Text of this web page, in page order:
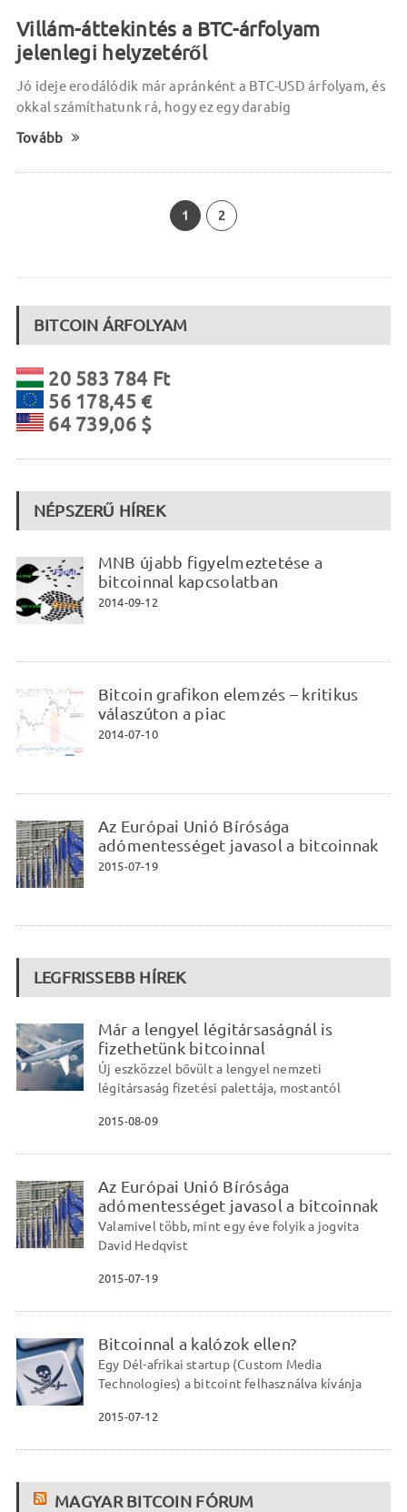
Villám-áttekintés a BTC-árfolyam
jelenlegi helyzetéről
Jó ideje erodálódik már apránként a BTC-USD árfolyam, és
okkal számíthatunk rá, hogy ez egy darabig
Tovább
1 2
BITCOIN ÁRFOLYAM
20 583 784 Ft
56 178,45 €
64 739,06 $
NÉPSZERŰ HÍREK
MNB újabb figyelmeztetése a
bitcoinnal kapcsolatban
2014-09-12
Bitcoin grafikon elemzés – kritikus
válaszúton a piac
2014-07-10
Az Európai Unió Bírósága
adómentességet javasol a bitcoinnak
2015-07-19
LEGFRISSEBB HÍREK
Már a lengyel légitársaságnál is
fizethetünk bitcoinnal
Új eszközzel bővült a lengyel nemzeti
légitársaság fizetési palettája, mostantól
2015-08-09
Az Európai Unió Bírósága
adómentességet javasol a bitcoinnak
Valamivel több, mint egy éve folyik a jogvita
David Hedqvist
2015-07-19
Bitcoinnal a kalózok ellen?
Egy Dél-afrikai startup (Custom Media
Technologies) a bitcoint felhasználva kívánja
2015-07-12
MAGYAR BITCOIN FÓRUM